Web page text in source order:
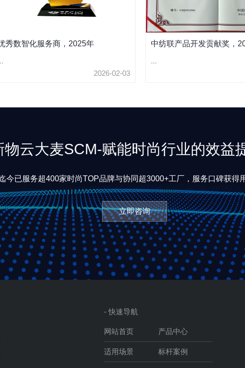
秀数智化服务商，2025年
2026-02-03
中纺联产品开发贡献奖，
...
物云大麦SCM-赋能时尚行业的效益
今已服务超400家时尚TOP品牌与协同超3000+工厂，服务口碑获得
立即咨询
- 快速导航
网站首页 产品中心
适用场景 标杆案例